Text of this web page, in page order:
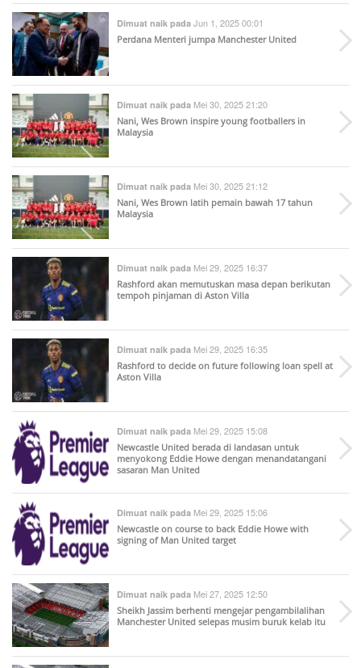
Dimuat naik pada Jun 1, 2025 00:01
Perdana Menteri jumpa Manchester United
Dimuat naik pada Mei 30, 2025 21:20
Nani, Wes Brown inspire young footballers in
Malaysia
Dimuat naik pada Mei 30, 2025 21:12
Nani, Wes Brown latih pemain bawah 17 tahun
Malaysia
Dimuat naik pada Mei 29, 2025 16:37
Rashford akan memutuskan masa depan berikutan
tempoh pinjaman di Aston Villa
Dimuat naik pada Mei 29, 2025 16:35
Rashford to decide on future following loan spell at
Aston Villa
Dimuat naik pada Mei 29, 2025 15:08
Newcastle United berada di landasan untuk
menyokong Eddie Howe dengan menandatangani
sasaran Man United
Dimuat naik pada Mei 29, 2025 15:06
Newcastle on course to back Eddie Howe with
signing of Man United target
Dimuat naik pada Mei 27, 2025 12:50
Sheikh Jassim berhenti mengejar pengambilalihan
Manchester United selepas musim buruk kelab itu